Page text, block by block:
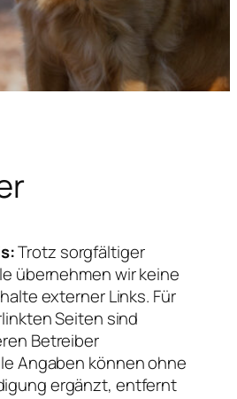
Trotz sorgfältiger
übernehmen wir keine
externer Links. Für
Seiten sind
Betreiber
Angaben können ohne
ergänzt, entfernt